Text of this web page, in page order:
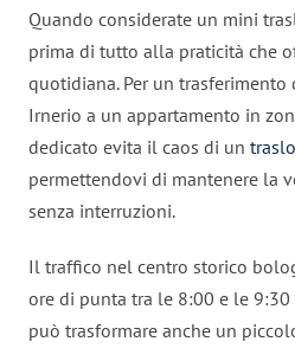
Quando considerate un mini
prima di tutto alla praticità che
quotidiana. Per un
Irnerio a un appartamento in
dedicato evita il caos di un
permettendovi di mantenere la
senza interruzioni.
Il traffico nel centro storico
ore di punta tra le 8:00 e le
può trasformare anche un